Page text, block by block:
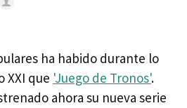
ha habido durante lo
XXI que 'Juego de Tronos'.
ahora su nueva serie